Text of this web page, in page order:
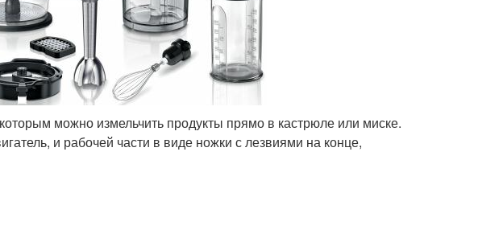
можно измельчить продукты прямо в кастрюле или миске.
и рабочей части в виде ножки с лезвиями на конце,